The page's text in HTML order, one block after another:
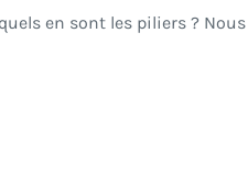
en sont les piliers ? Nous